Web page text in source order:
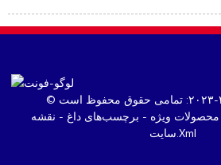
محصولات ویژه - برچسب‌های داغ - نقشه
سایت.xml